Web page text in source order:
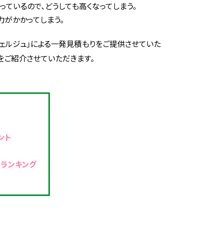
いるので、どうしても高くなってしまう。
かかってしまう。
ルジュ」による一発見積もりをご提供させていた
紹介させていただきます。
ト
ンキング